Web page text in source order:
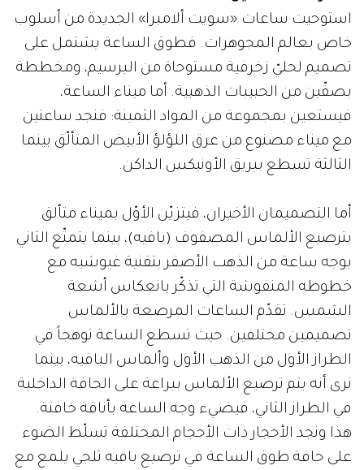
استوحيت ساعات «سويت ألامبرا» الجديدة من أسلوب
خاص بعالم المجوهرات. فطوق الساعة يشتمل على
تصميم لحليّ زخرفية مستوحاة من البرسيم، ومخططة
بصفّين من الحبيبات الذهبية. أما ميناء الساعة،
فيستعين بمجموعة من المواد الثمينة: فنجد ساعتين
مع ميناء مصنوع من عرق اللؤلؤ الأبيض المتألّق بينما
الثالثة تسطع ببريق الأونيكس الداكن.
أما التصميمان الأخيران، فيتزيّن الأوّل بميناء متألق
بترصيع الألماس المصفوف (بافيه)، بينما يتمتّع الثاني
بوجه ساعة من الذهب الأصفر بتقنية غيوشيه مع
خطوطه المنفوشة التي تذكّر بانعكاس أشعة
الشمس. تقدّم الساعات المرصعة بالألماس
تصميمين مختلفين. حيث تسطع الساعة توهجاً في
الطراز الأول من الذهب الأول وألماس البافيه، بينما
نرى أنه يتم ترصيع الألماس ببراعة على الحافة الداخلية
في الطراز الثاني، فيضيء وجه الساعة بأناقة خافتة.
هذا ونجد الأحجار ذات الأحجام المختلفة تسلّط الضوء
على حافة طوق الساعة في ترصيع بافيه ثلجي يلمع مع